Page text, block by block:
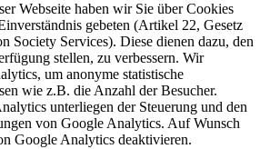
Webseite haben wir Sie über Cookies
gebeten (Artikel 22, Gesetz
Society Services). Diese dienen dazu, den
stellen, zu verbessern. Wir
um anonyme statistische
wie z.B. die Anzahl der Besucher.
unterliegen der Steuerung und den
von Google Analytics. Auf Wunsch
Google Analytics deaktivieren.